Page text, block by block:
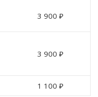
3 900 ₽
3 900 ₽
1 100 ₽